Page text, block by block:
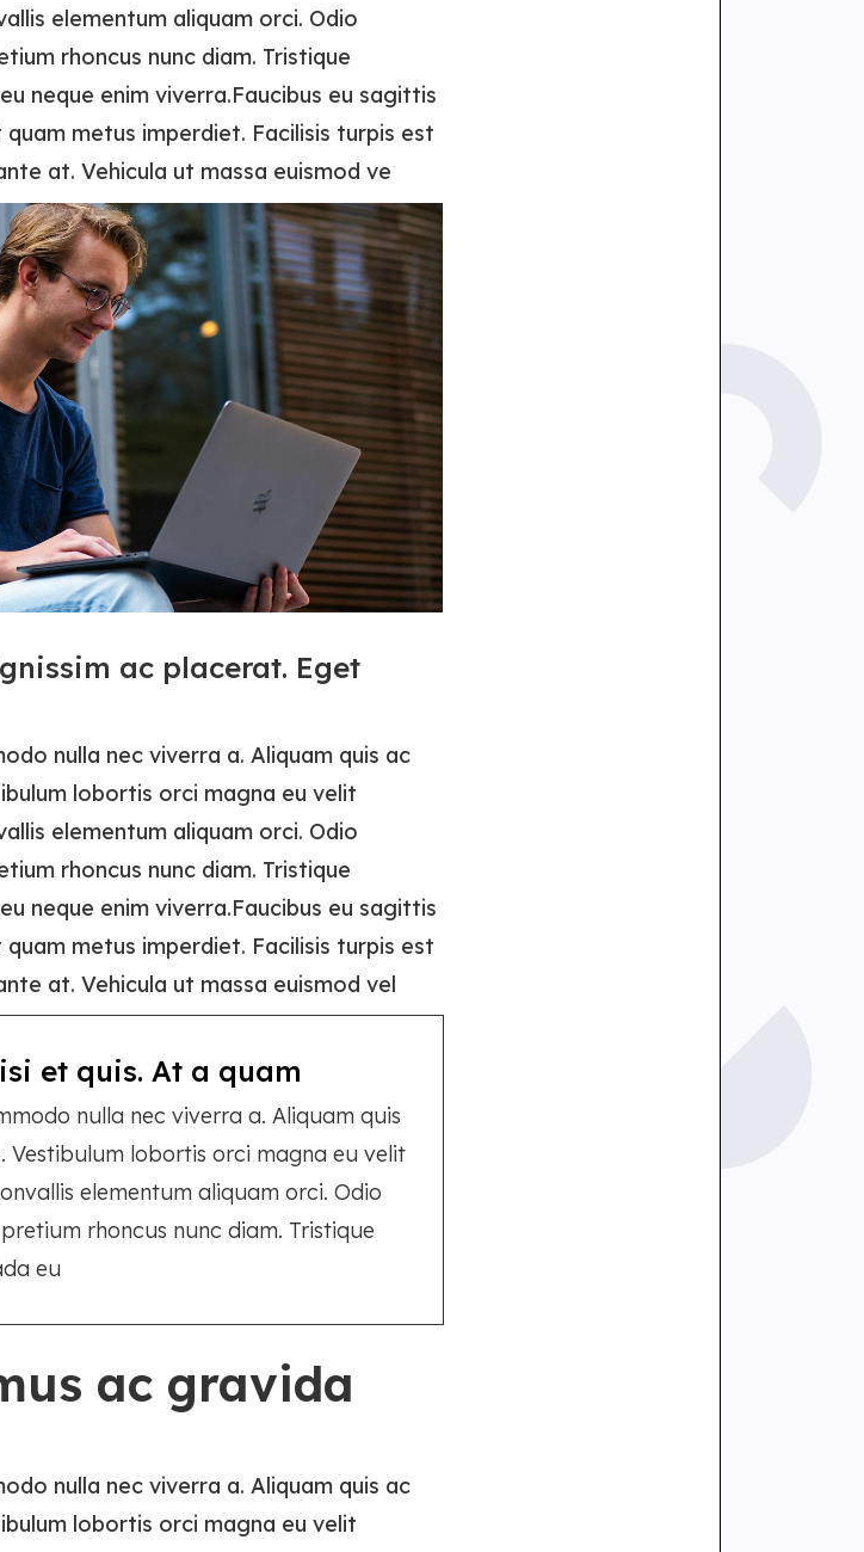
elementum aliquam orci. Odio
rhoncus nunc diam. Tristique
neque enim viverra.Faucibus eu sagittis
metus imperdiet. Facilisis turpis est
at. Vehicula ut massa euismod ve
ac placerat. Eget
nulla nec viverra a. Aliquam quis ac
lobortis orci magna eu velit
elementum aliquam orci. Odio
rhoncus nunc diam. Tristique
neque enim viverra.Faucibus eu sagittis
metus imperdiet. Facilisis turpis est
at. Vehicula ut massa euismod vel
et quis. At a quam
nulla nec viverra a. Aliquam quis
Vestibulum lobortis orci magna eu velit
elementum aliquam orci. Odio
rhoncus nunc diam. Tristique
eu
ac gravida
nulla nec viverra a. Aliquam quis ac
lobortis orci magna eu velit